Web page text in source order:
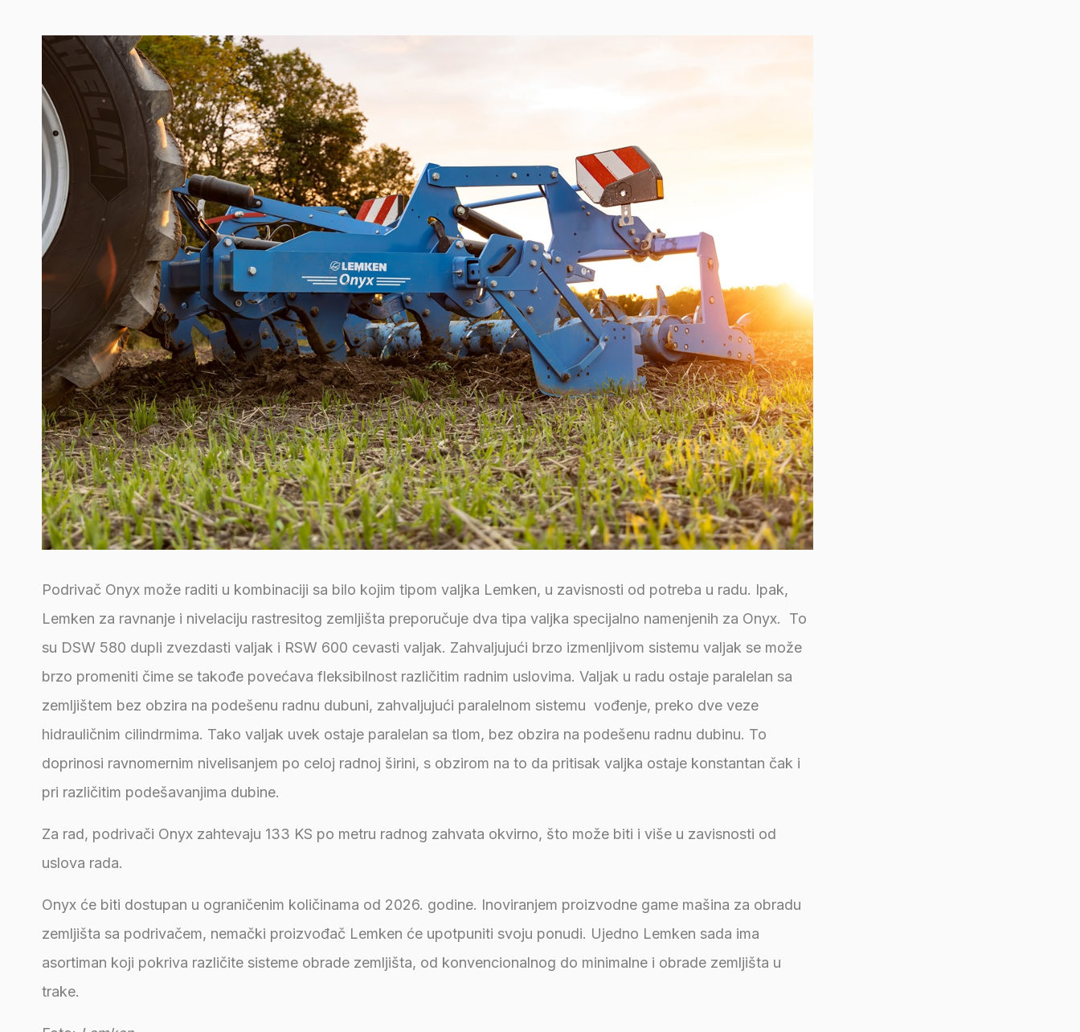
Podrivač Onyx može raditi u kombinaciji sa bilo kojim tipom valjka Lemken, u zavisnosti od potreba u radu. Ipak,
Lemken za ravnanje i nivelaciju rastresitog zemljišta preporučuje dva tipa valjka specijalno namenjenih za Onyx. To
su DSW 580 dupli zvezdasti valjak i RSW 600 cevasti valjak. Zahvaljujući brzo izmenljivom sistemu valjak se može
brzo promeniti čime se takođe povećava fleksibilnost različitim radnim uslovima. Valjak u radu ostaje paralelan sa
zemljištem bez obzira na podešenu radnu dubuni, zahvaljujući paralelnom sistemu vođenje, preko dve veze
hidrauličnim cilindrmima. Tako valjak uvek ostaje paralelan sa tlom, bez obzira na podešenu radnu dubinu. To
doprinosi ravnomernim nivelisanjem po celoj radnoj širini, s obzirom na to da pritisak valjka ostaje konstantan čak i
pri različitim podešavanjima dubine.
Za rad, podrivači Onyx zahtevaju 133 KS po metru radnog zahvata okvirno, što može biti i više u zavisnosti od
uslova rada.
Onyx će biti dostupan u ograničenim količinama od 2026. godine. Inoviranjem proizvodne game mašina za obradu
zemljišta sa podrivačem, nemački proizvođač Lemken će upotpuniti svoju ponudi. Ujedno Lemken sada ima
asortiman koji pokriva različite sisteme obrade zemljišta, od konvencionalnog do minimalne i obrade zemljišta u
trake.